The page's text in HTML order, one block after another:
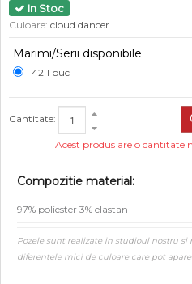
In Stoc
Culoare: cloud dancer
Marimi/Serii disponibile
42 1 buc
Cantitate:
Acest produs are o cantitate
Compozitie material:
97% poliester 3% elastan
Pozele sunt realizate in studioul nostru
diferentele mici de culoare care pot